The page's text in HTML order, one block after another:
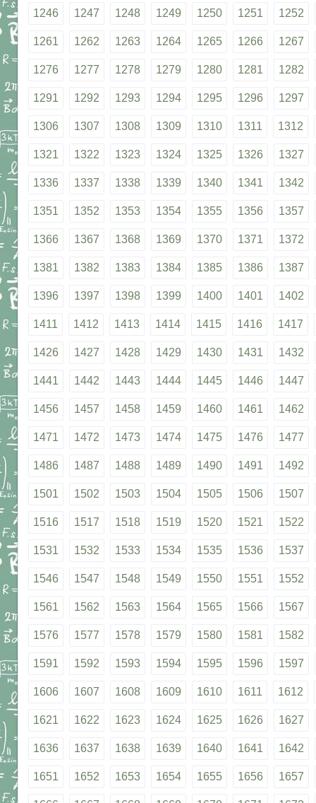
1246 1247 1248 1249 1250 1251 1252
1261 1262 1263 1264 1265 1266 1267
1276 1277 1278 1279 1280 1281 1282
1291 1292 1293 1294 1295 1296 1297
1306 1307 1308 1309 1310 1311 1312
1321 1322 1323 1324 1325 1326 1327
1336 1337 1338 1339 1340 1341 1342
1351 1352 1353 1354 1355 1356 1357
1366 1367 1368 1369 1370 1371 1372
1381 1382 1383 1384 1385 1386 1387
1396 1397 1398 1399 1400 1401 1402
1411 1412 1413 1414 1415 1416 1417
1426 1427 1428 1429 1430 1431 1432
1441 1442 1443 1444 1445 1446 1447
1456 1457 1458 1459 1460 1461 1462
1471 1472 1473 1474 1475 1476 1477
1486 1487 1488 1489 1490 1491 1492
1501 1502 1503 1504 1505 1506 1507
1516 1517 1518 1519 1520 1521 1522
1531 1532 1533 1534 1535 1536 1537
1546 1547 1548 1549 1550 1551 1552
1561 1562 1563 1564 1565 1566 1567
1576 1577 1578 1579 1580 1581 1582
1591 1592 1593 1594 1595 1596 1597
1606 1607 1608 1609 1610 1611 1612
1621 1622 1623 1624 1625 1626 1627
1636 1637 1638 1639 1640 1641 1642
1651 1652 1653 1654 1655 1656 1657